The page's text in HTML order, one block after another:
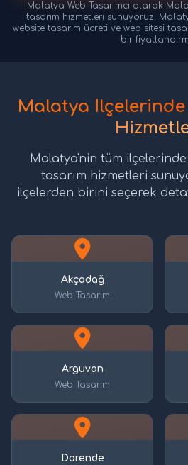
Malatya Web Tasarımcı olarak
tasarım hizmetleri sunuyoruz.
website tasarım ücreti ve web sitesi
bir
Malatya İlçelerinde
Malatya'nin tüm
tasarım hizmetleri
ilçelerden birini seçerek
Akçadağ
Web Tasarım
Arguvan
Web Tasarım
Darende